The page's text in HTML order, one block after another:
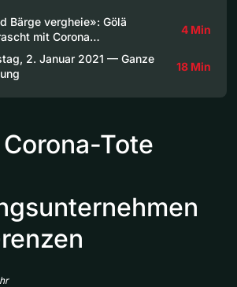
Bärge vergheie»: Gölä
mit Corona…
4 Min
2. Januar 2021 — Ganze
18 Min
Tote